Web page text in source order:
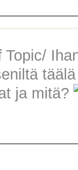
Topic/
ja mitä?